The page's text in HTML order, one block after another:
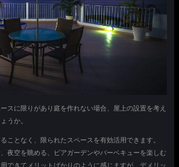
スに限りがあり庭を作れない場合、屋上の設置を考え
うか。
ことなく、限られたスペースを有効活用できます。
夜空を眺める、ビアガーデンやバーベキューを楽しむ